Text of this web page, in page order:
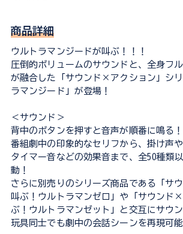
商品詳細
ウルトラマンジードが叫ぶ！！！
圧倒的ボリュームのサウンドと、全身フ
が融合した「サウンド×アクション」シ
ラマンジード」が登場！
＜サウンド＞
背中のボタンを押すと音声が順番に鳴る！
番組劇中の印象的なセリフから、掛け声
タイマー音などの効果音まで、全50種類
動！
さらに別売りのシリーズ商品である「サ
叫ぶ！ウルトラマンゼロ」や「サウン
ぶ！ウルトラマンゼット」と交互にサウ
玩具同士でも劇中の会話シーンを再現可能